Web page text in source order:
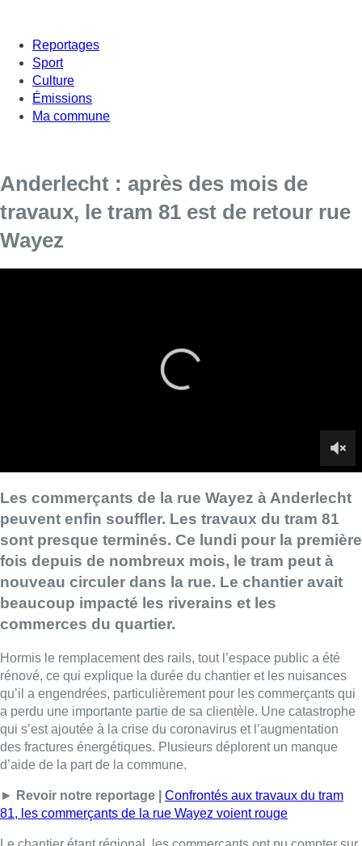
Reportages
Sport
Culture
Émissions
Ma commune
Anderlecht : après des mois de
travaux, le tram 81 est de retour rue
Wayez
nouveau circuler dans la rue. Le chantier avait
beaucoup impacté les riverains et les
Hormis le remplacement des rails, tout l’espace public a été
rénové, ce qui explique la durée du chantier et les nuisances
qu’il a engendrées, particulièrement pour les commerçants qui
a perdu une importante partie de sa clientèle. Une catastrophe
qui s’est ajoutée à la crise du coronavirus et l’augmentation
des fractures énergétiques. Plusieurs déplorent un manque
d’aide de la part de la commune.
►Revoir notre reportage | Confrontés aux travaux du tram
81, les commerçants de la rue Wayez voient rouge
Le chantier étant régional, les commerçants ont pu compter sur
eux pour faire face aux pertes. Aujourd’hui, avec la suppression
des places de parking, ceux-ci restent inquiets.
Du côté de la STIB et de la commune, on promet “un
changement pour un mieux” et une revitalisation du quartier.
■ Reportage de Jean-Christophe Pesesse
Lire aussi :